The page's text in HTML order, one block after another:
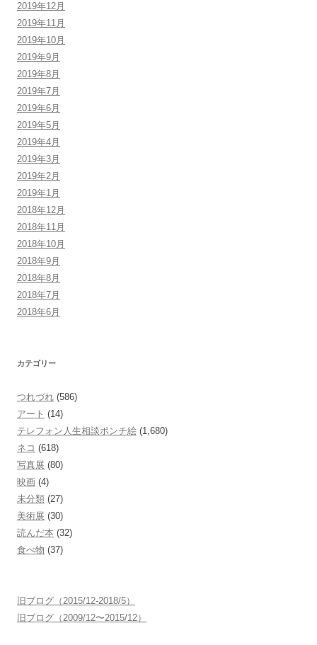
2019年12月
2019年11月
2019年10月
2019年9月
2019年8月
2019年7月
2019年6月
2019年5月
2019年4月
2019年3月
2019年2月
2019年1月
2018年12月
2018年11月
2018年10月
2018年9月
2018年8月
2018年7月
2018年6月
カテゴリー
つれづれ (586)
アート (14)
テレフォン人生相談ポンチ絵 (1,680)
ネコ (618)
写真展 (80)
映画 (4)
未分類 (27)
美術展 (30)
読んだ本 (32)
食べ物 (37)
旧ブログ（2015/12-2018/5）
旧ブログ（2009/12〜2015/12）